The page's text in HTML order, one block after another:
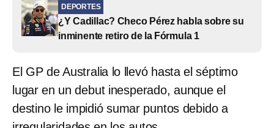
DEPORTES
¿Y Cadillac? Checo Pérez habla sobre su
inminente retiro de la Fórmula 1
El GP de Australia lo llevó hasta el séptimo
lugar en un debut inesperado, aunque el
destino le impidió sumar puntos debido a